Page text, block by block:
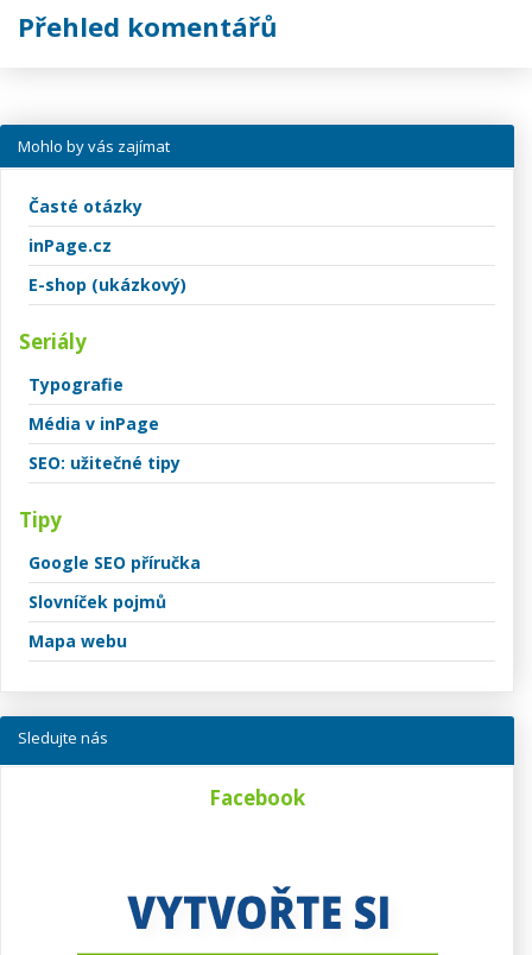
Přehled komentářů
Mohlo by vás zajímat
Časté otázky
inPage.cz
E-shop (ukázkový)
Seriály
Typografie
Média v inPage
SEO: užitečné tipy
Tipy
Google SEO příručka
Slovníček pojmů
Mapa webu
Sledujte nás
Facebook